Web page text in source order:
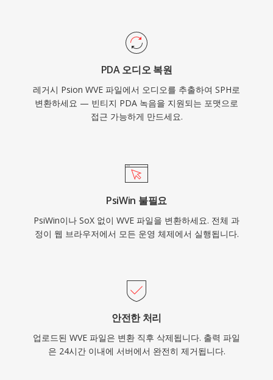
PDA 오디오 복원
레거시 Psion WVE 파일에서 오디오를 추출하여 SPH로
변환하세요 — 빈티지 PDA 녹음을 지원되는 포맷으로
접근 가능하게 만드세요.
PsiWin 불필요
PsiWin이나 SoX 없이 WVE 파일을 변환하세요. 전체 과
정이 웹 브라우저에서 모든 운영 체제에서 실행됩니다.
안전한 처리
업로드된 WVE 파일은 변환 직후 삭제됩니다. 출력 파일
은 24시간 이내에 서버에서 완전히 제거됩니다.